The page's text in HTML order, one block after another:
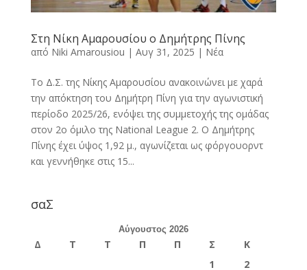
Στη Νίκη Αμαρουσίου ο Δημήτρης Πίνης
από Niki Amarousiou | Αυγ 31, 2025 | Νέα
Το Δ.Σ. της Νίκης Αμαρουσίου ανακοινώνει με χαρά
την απόκτηση του Δημήτρη Πίνη για την αγωνιστική
περίοδο 2025/26, ενόψει της συμμετοχής της ομάδας
στον 2ο όμιλο της National League 2. Ο Δημήτρης
Πίνης έχει ύψος 1,92 μ., αγωνίζεται ως φόργουορντ
και γεννήθηκε στις 15...
σαΣ
Αύγουστος 2026
Δ Τ Τ Π Π Σ
Κ
1
2